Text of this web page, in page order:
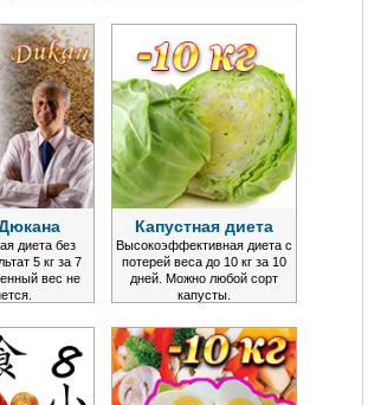
диета без
5 кг за 7
вес не
Капустная диета
Высокоэффективная диета с
потерей веса до 10 кг за 10
дней. Можно любой сорт
капусты.